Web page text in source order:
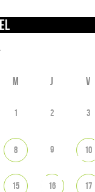
M J V
1 2 3
8 9 10
15 16 17